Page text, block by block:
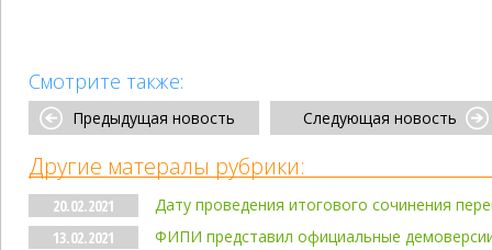
Смотрите также:
Предыдущая новость Следующая новость
Другие матералы рубрики:
20.02.2021
Дату проведения итогового сочинения
13.02.2021
ФИПИ представил официальные